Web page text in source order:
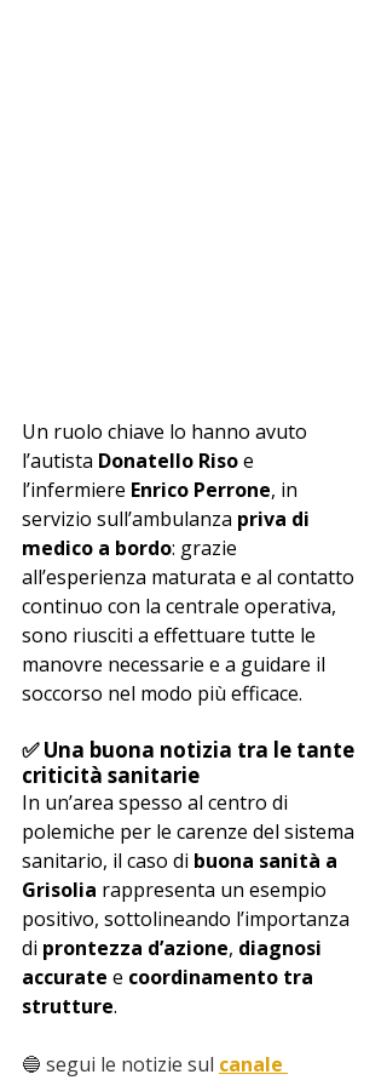
Un ruolo chiave lo hanno avuto
l’autista Donatello Riso e
l’infermiere Enrico Perrone, in
servizio sull’ambulanza priva di
medico a bordo: grazie
all’esperienza maturata e al contatto
continuo con la centrale operativa,
sono riusciti a effettuare tutte le
manovre necessarie e a guidare il
soccorso nel modo più efficace.
✅ Una buona notizia tra le tante
criticità sanitarie
In un’area spesso al centro di
polemiche per le carenze del sistema
sanitario, il caso di buona sanità a
Grisolia rappresenta un esempio
positivo, sottolineando l’importanza
di prontezza d’azione, diagnosi
accurate e coordinamento tra
strutture.
🔵 segui le notizie sul canale